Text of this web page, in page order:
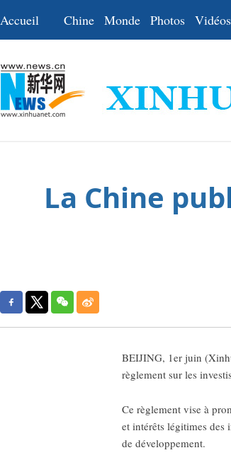
Accueil Chine Monde Photos Vidéos
La Chine
BEIJING, 1er juin
règlement sur les
Ce règlement vise à
et intérêts légitimes des
de développement.